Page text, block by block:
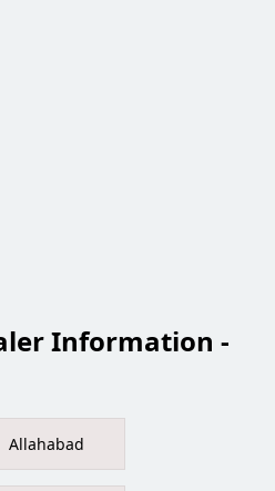
Information -
Allahabad